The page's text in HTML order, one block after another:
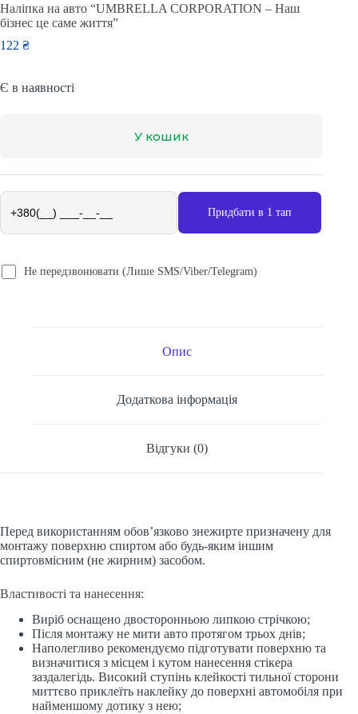
Наліпка на авто “UMBRELLA CORPORATION – Наш
бізнес це саме життя”
122 ₴
Є в наявності
У кошик
Придбати в 1 тап
Не передзвонювати (Лише SMS/Viber/Telegram)
Опис
Додаткова інформація
Відгуки (0)
Перед використанням обов’язково знежирте призначену для
монтажу поверхню спиртом або будь-яким іншим
спиртовмісним (не жирним) засобом.
Властивості та нанесення:
Виріб оснащено двосторонньою липкою стрічкою;
Після монтажу не мити авто протягом трьох днів;
Наполегливо рекомендуємо підготувати поверхню та
визначитися з місцем і кутом нанесення стікера
заздалегідь. Високий ступінь клейкості тильної сторони
миттєво приклеїть наклейку до поверхні автомобіля при
найменшому дотику з нею;